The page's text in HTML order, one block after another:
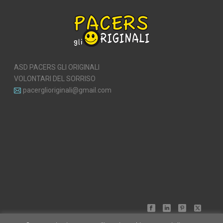
ASD PACERS GLI ORIGINALI
VOLONTARI DEL SORRISO
pacerglioriginali@gmail.com